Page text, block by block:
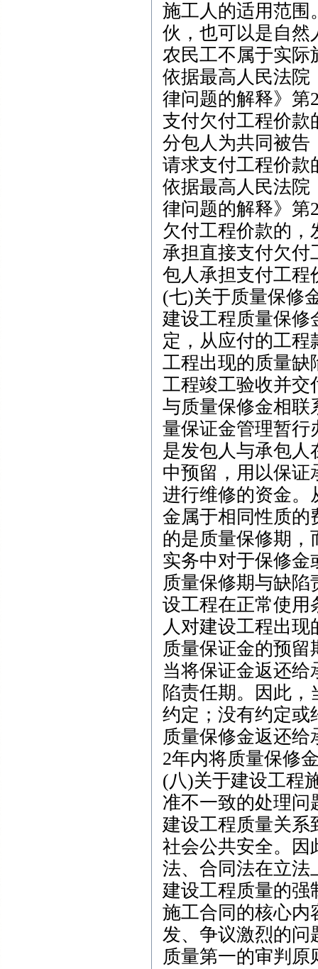
施工人的适用范围
伙，也可以是自然
农民工不属于实际
依据最高人民法院
律问题的解释》第
支付欠付工程价款
分包人为共同被告
请求支付工程价款
依据最高人民法院
律问题的解释》第
欠付工程价款的
承担直接支付欠付
包人承担支付工程
(七)关于质量保修
建设工程质量保修
定，从应付的工
工程出现的质量缺
工程竣工验收并交
与质量保修金相联
量保证金管理暂行
是发包人与承包人
中预留，用以保证
进行维修的资金。
金属于相同性质的
的是质量保修期，
实务中对于保修金
质量保修期与缺
设工程在正常使用
人对建设工程出
质量保证金的预
当将保证金返还
陷责任期。因此
约定；没有约定或
质量保修金返还
2年内将质量保修
(八)关于建设工程
准不一致的处理问
建设工程质量关系
社会公共安全。因
法、合同法在立法
建设工程质量的强
施工合同的核心内
发、争议激烈的问
质量第一的审判